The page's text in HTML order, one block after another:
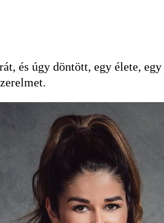
és úgy döntött, egy élete,